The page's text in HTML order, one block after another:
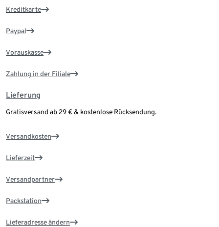
Kreditkarte
Paypal
Vorauskasse
Zahlung in der Filiale
Lieferung
Gratisversand ab 29 € & kostenlose Rücksendung.
Versandkosten
Lieferzeit
Versandpartner
Packstation
Lieferadresse ändern